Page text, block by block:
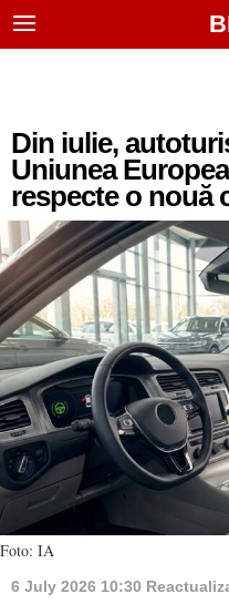
Din iulie,
Uniunea
respecte o nouă
Foto: IA
6 July 2026 10:30